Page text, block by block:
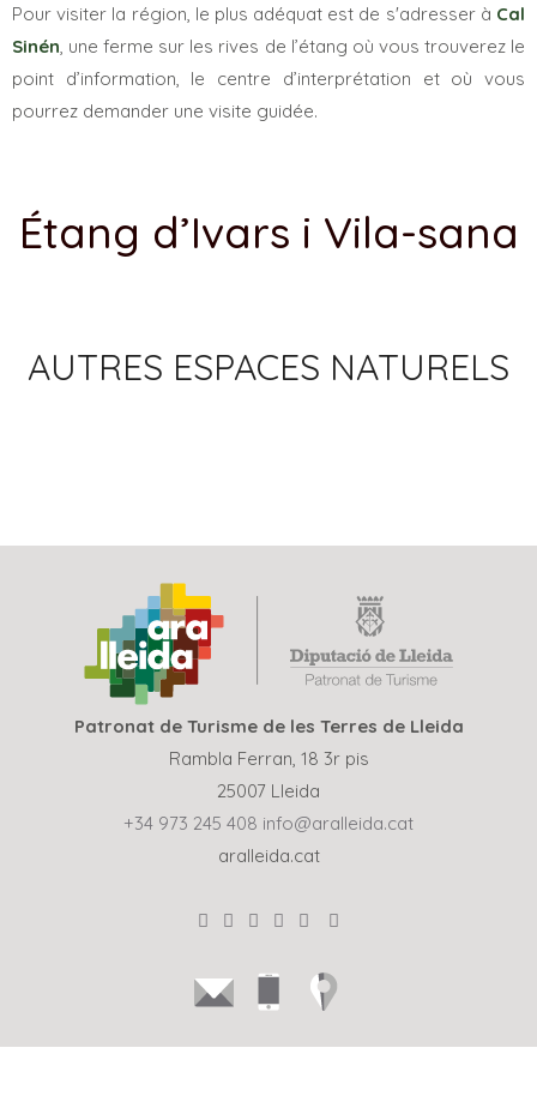
Pour visiter la région, le plus adéquat est de s'adresser à Cal
Sinén, une ferme sur les rives de l’étang où vous trouverez le
point d’information, le centre d’interprétation et où vous
pourrez demander une visite guidée.
Étang d’Ivars i Vila-sana
AUTRES ESPACES NATURELS
Patronat de Turisme de les Terres de Lleida
Rambla Ferran, 18 3r pis
25007 Lleida
+34 973 245 408 info@aralleida.cat
aralleida.cat